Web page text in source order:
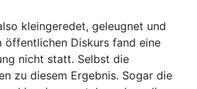
kleingeredet, geleugnet und
öffentlichen Diskurs fand eine
nicht statt. Selbst die
zu diesem Ergebnis. Sogar die